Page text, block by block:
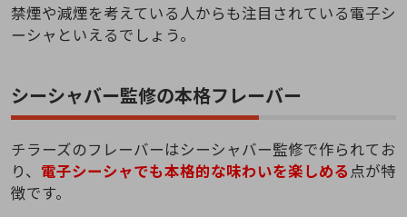
禁煙や減煙を考えている人からも注目されている電子シ
ーシャといえるでしょう。
シーシャバー監修の本格フレーバー
チラーズのフレーバーはシーシャバー監修で作られてお
り、 電子シーシャでも本格的な味わいを楽しめる 点が特
徴です。